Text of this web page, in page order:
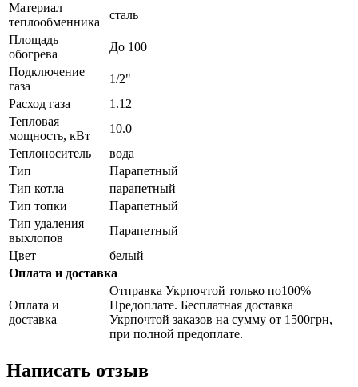
Материал
теплообменника
сталь
Площадь
обогрева
До 100
Подключение
газа
1/2"
Расход газа
1.12
Тепловая
мощность, кВт
10.0
Теплоноситель
вода
Тип
Парапетный
Тип котла
парапетный
Тип топки
Парапетный
Тип удаления
выхлопов
Парапетный
Цвет
белый
Оплата и доставка
Оплата и
доставка
Отправка Укрпочтой только по100%
Предоплате. Бесплатная доставка
Укрпочтой заказов на сумму от 1500грн,
при полной предоплате.
Написать отзыв